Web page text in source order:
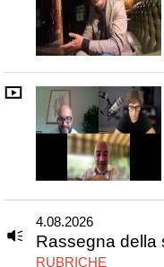
4.08.2026
Rassegna della
RUBRICHE